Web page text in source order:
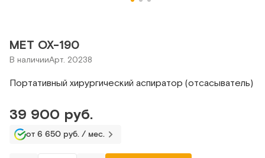
MET OX-190
В наличииАрт. 20238
Портативный хирургический аспиратор (отсасыватель)
39 900 руб.
от 6 650 руб. / мес.